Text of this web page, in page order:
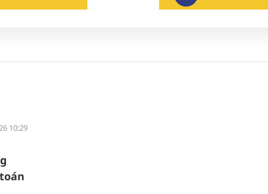
10:29